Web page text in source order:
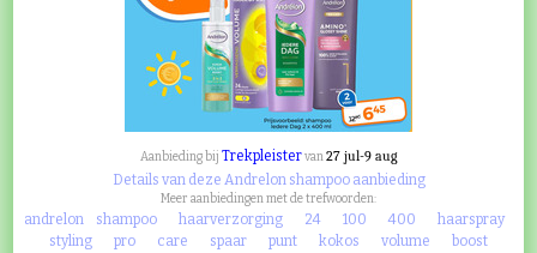
Aanbieding bij Trekpleistervan27 jul-9 aug
Details van deze Andrelon shampoo aanbieding
Meer aanbiedingen met de trefwoorden:
andrelon shampoo haarverzorging 24 100 400
haarspray
styling
pro care spaar punt kokos volume
boost